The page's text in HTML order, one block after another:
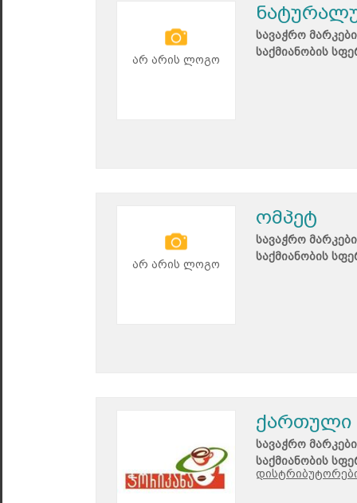
არ არის ლოგო
სავაჭრო
საქმიანობის
არ არის ლოგო
ომპეტ
სავაჭრო
საქმიანობის
ქართული
სავაჭრო
საქმიანობის